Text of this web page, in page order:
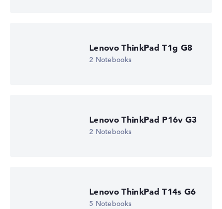
Lenovo ThinkPad T1g G8
2 Notebooks
Lenovo ThinkPad P16v G3
2 Notebooks
Lenovo ThinkPad T14s G6
5 Notebooks